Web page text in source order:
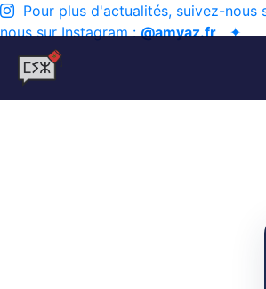
Pour plus d'actualités, suivez-nous
nous sur Instagram :@amyaz.fr✦